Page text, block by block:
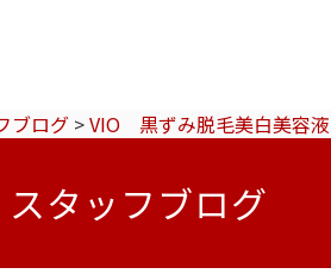
ブログ >VIO 黒ずみ脱毛美白美容液
タッフブログ